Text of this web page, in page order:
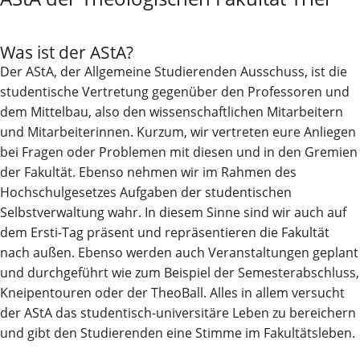
Was ist der AStA?
Der AStA, der Allgemeine Studierenden Ausschuss, ist die
studentische Vertretung gegenüber den Professoren und
dem Mittelbau, also den wissenschaftlichen Mitarbeitern
und Mitarbeiterinnen. Kurzum, wir vertreten eure Anliegen
bei Fragen oder Problemen mit diesen und in den Gremien
der Fakultät. Ebenso nehmen wir im Rahmen des
Hochschulgesetzes Aufgaben der studentischen
Selbstverwaltung wahr. In diesem Sinne sind wir auch auf
dem Ersti-Tag präsent und repräsentieren die Fakultät
nach außen. Ebenso werden auch Veranstaltungen geplant
und durchgeführt wie zum Beispiel der Semesterabschluss,
Kneipentouren oder der TheoBall. Alles in allem versucht
der AStA das studentisch-universitäre Leben zu bereichern
und gibt den Studierenden eine Stimme im Fakultätsleben.